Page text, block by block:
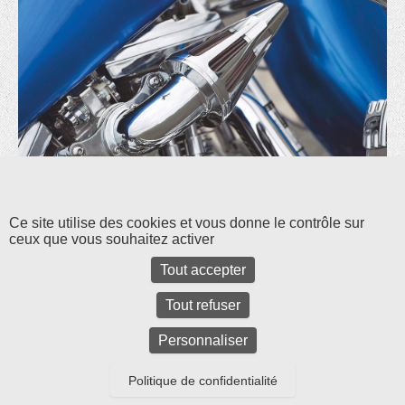
Ce site utilise des cookies et vous donne le contrôle sur
ceux que vous souhaitez activer
Tout accepter
Tout refuser
Personnaliser
Politique de confidentialité